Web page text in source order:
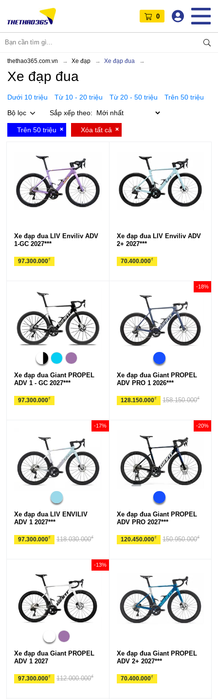
0
thethao365.com.vn Xe đạp Xe đạp đua
Xe đạp đua
Dưới 10 triệu Từ 10 - 20 triệu Từ 20 - 50 triệu
Trên 50 triệu
Bộ lọc
Sắp xếp theo:
Trên 50 triệu Xóa tất cả
Xe đạp đua LIV Enviliv ADV
1-GC 2027***
97.300.000₫
Xe đạp đua LIV Enviliv ADV
2+ 2027***
70.400.000₫
Xe đạp đua Giant PROPEL
ADV 1 - GC 2027***
97.300.000₫
Xe đạp đua Giant PROPEL
ADV PRO 1 2026***
128.150.000₫
-18%
158.150.000₫
Xe đạp đua LIV ENVILIV
ADV 1 2027***
97.300.000₫
-17%
118.030.000₫
Xe đạp đua Giant PROPEL
ADV PRO 2027***
120.450.000₫
-20%
150.950.000₫
Xe đạp đua Giant PROPEL
ADV 1 2027
97.300.000₫
-13%
112.000.000₫
Xe đạp đua Giant PROPEL
ADV 2+ 2027***
70.400.000₫